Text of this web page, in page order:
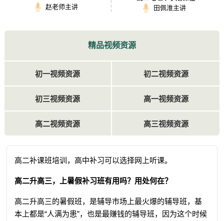
赵老师主讲
田佩淮主讲
精品视频资源
初一视频资源 初二视频资源
初三视频资源 高一视频资源
高二视频资源 高三视频资源
高二补课班培训，高中补习可以选择网上听课。
高二升高三，上暑假补习班有用吗？用处何在？
高二升高三的暑假班，是辅导市场上最火爆的辅导班，基
本上都是“人满为患”，也是最赚钱的辅导班，因为这个时候